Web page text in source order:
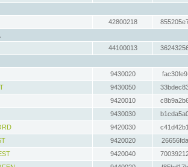
42800218
44100013
9430020
9430050
9420010
9430030
9420030
9420020
9420040